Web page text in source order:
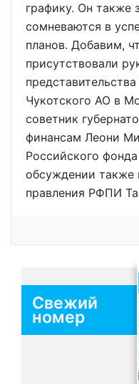
графику. Он также
сомневаются в
планов. Добавим,
присутствовали
Чукотского АО в
советник
финансам Леони
Российского
обсуждении также
правления РФПИ
Свежий
номер